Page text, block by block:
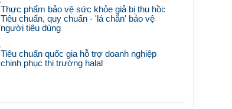
Thực phẩm bảo vệ sức khỏe giả bị thu hồi:
Tiêu chuẩn, quy chuẩn - 'lá chắn' bảo vệ
người tiêu dùng
Tiêu chuẩn quốc gia hỗ trợ doanh nghiệp
chinh phục thị trường halal